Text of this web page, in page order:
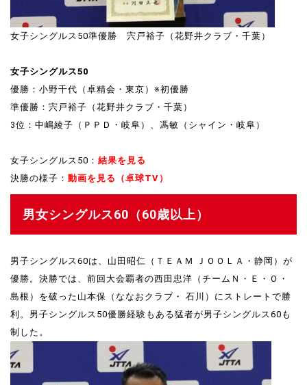
女子シングルス50準優勝 宍戸裕子（花野井クラブ・千葉）
女子シングルス50
優勝：小野千代（卓精会・東京）※初優勝
準優勝：宍戸裕子（花野井クラブ・千葉）
3位：中嶋綾子（ＰＰＤ・岐阜）、馮敏（シャイン・岐阜）
女子シングルス50： 結果を見る
決勝の様子： 動画を見る（卓球TV）
男女シングルス60（60歳以上）
男子シングルス60は、山田昭仁（ＴＥＡＭ ＪＯＯＬＡ・静岡）が
優勝。決勝では、前回大会覇者の西田忠洋（チームＮ・Ｅ・Ｏ・
島根）を破った山本保（ななおクラブ・ 石川）にストレートで勝
利。男子シングルス50優勝経験もある猛者が男子シングルス60も
制した。